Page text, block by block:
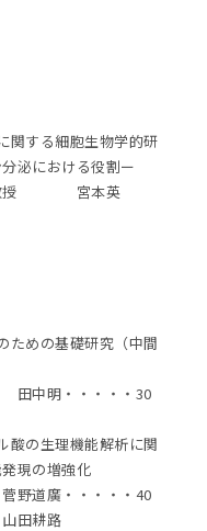
関する細胞生物学的研
泌における役割ー
教授 宮本英
ための基礎研究（中間
中明・・・・・30
酸の生理機能解析に関
現の増強化
道廣・・・・・40
耕路